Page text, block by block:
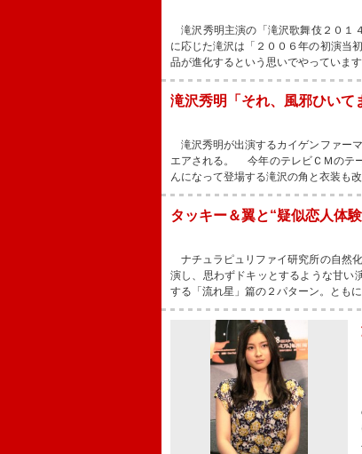
滝沢秀明主演の「滝沢歌舞伎２０１
に応じた滝沢は「２００６年の初演当
品が進化するという思いでやっています
滝沢秀明「それ、風邪ひい
滝沢秀明が出演するカイゲンファー
エアされる。 今年のテレビＣＭのテ
んになって登場する滝沢の角と衣装も改
タッキー＆翼と“疑似恋人体
ナチュラピュリファイ研究所の自然
演し、思わずドキッとするような甘
する「流れ星」篇の２パターン。ともに